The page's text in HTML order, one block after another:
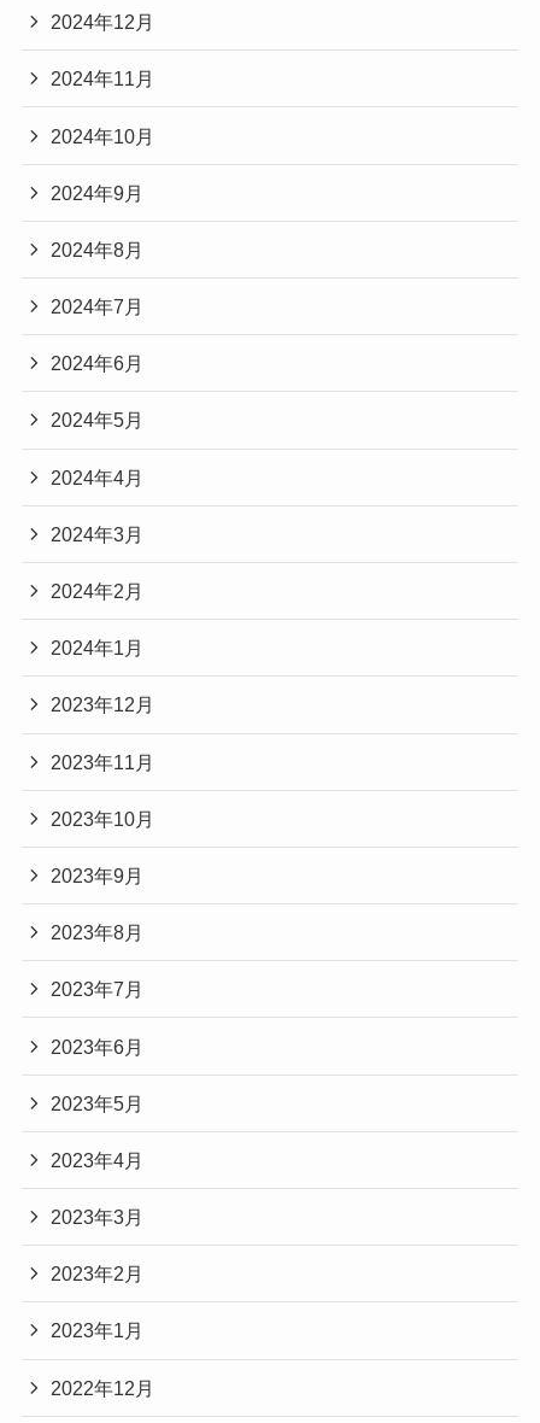
2024年12月
2024年11月
2024年10月
2024年9月
2024年8月
2024年7月
2024年6月
2024年5月
2024年4月
2024年3月
2024年2月
2024年1月
2023年12月
2023年11月
2023年10月
2023年9月
2023年8月
2023年7月
2023年6月
2023年5月
2023年4月
2023年3月
2023年2月
2023年1月
2022年12月